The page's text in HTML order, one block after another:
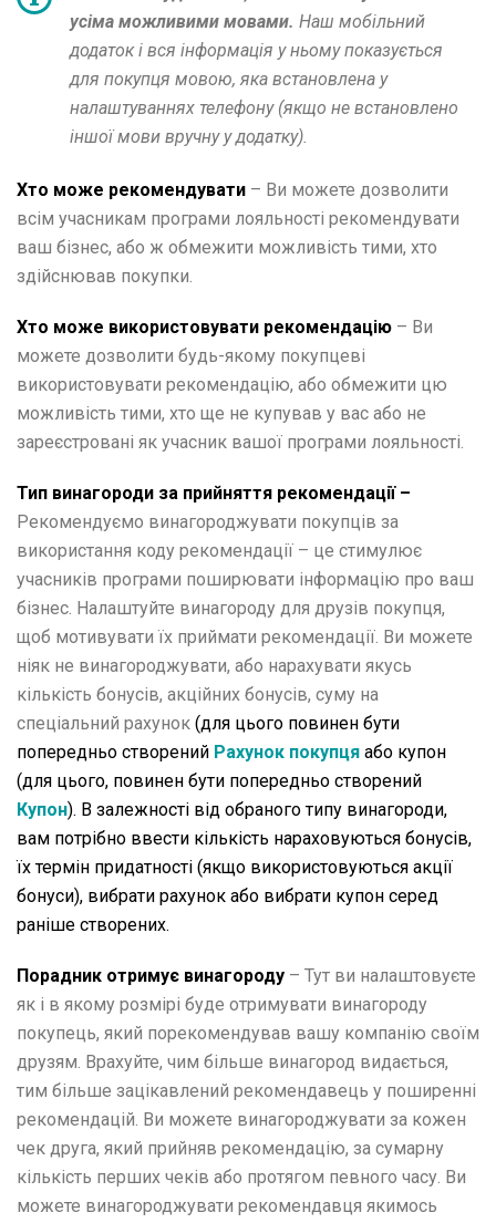
усіма можливими мовами. Наш мобільний
додаток і вся інформація у ньому показується
для покупця мовою, яка встановлена у
налаштуваннях телефону (якщо не встановлено
іншої мови вручну у додатку).
Хто може рекомендувати – Ви можете дозволити
всім учасникам програми лояльності рекомендувати
ваш бізнес, або ж обмежити можливість тими, хто
здійснював покупки.
Хто може використовувати рекомендацію – Ви
можете дозволити будь-якому покупцеві
використовувати рекомендацію, або обмежити цю
можливість тими, хто ще не купував у вас або не
зареєстровані як учасник вашої програми лояльності.
Тип винагороди за прийняття рекомендації –
Рекомендуємо винагороджувати покупців за
використання коду рекомендації – це стимулює
учасників програми поширювати інформацію про ваш
бізнес. Налаштуйте винагороду для друзів покупця,
щоб мотивувати їх приймати рекомендації. Ви можете
ніяк не винагороджувати, або нарахувати якусь
кількість бонусів, акційних бонусів, суму на
спеціальний рахунок (для цього повинен бути
попередньо створений Рахунок покупця або купон
(для цього, повинен бути попередньо створений
Купон). В залежності від обраного типу винагороди,
вам потрібно ввести кількість нараховуються бонусів,
їх термін придатності (якщо використовуються акції
бонуси), вибрати рахунок або вибрати купон серед
раніше створених.
Порадник отримує винагороду – Тут ви налаштовуєте
як і в якому розмірі буде отримувати винагороду
покупець, який порекомендував вашу компанію своїм
друзям. Врахуйте, чим більше винагород видається,
тим більше зацікавлений рекомендавець у поширенні
рекомендацій. Ви можете винагороджувати за кожен
чек друга, який прийняв рекомендацію, за сумарну
кількість перших чеків або протягом певного часу. Ви
можете винагороджувати рекомендавця якимось